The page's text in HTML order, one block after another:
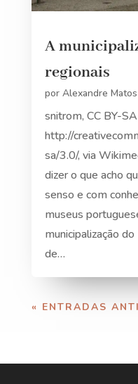
A
regionais
por Alexandre Matos
snitrom, CC BY-
http://
sa/3.0/, via
dizer o que acho
senso e com
museus
municipalização
de…
« ENTRADAS